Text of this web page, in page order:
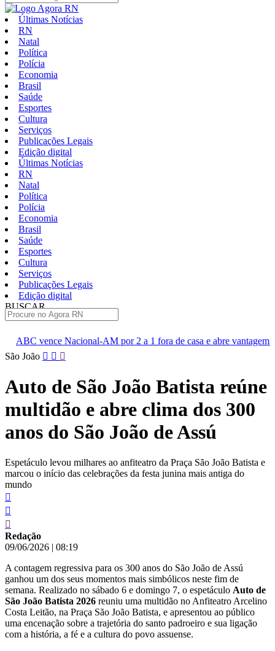
Últimas Notícias
RN
Natal
Política
Polícia
Economia
Brasil
Saúde
Esportes
Cultura
Serviços
Publicações Legais
Edição digital
Últimas Notícias
RN
Natal
Política
Polícia
Economia
Brasil
Saúde
Esportes
Cultura
Serviços
Publicações Legais
Edição digital
BUSCAR
AM por 2 a 1 fora de casa e abre vantagem nas quartas
Cine
Pular
conteúdo
São João
Auto de São João Batista reúne
multidão e abre clima dos 300
anos do São João de Assú
Espetáculo levou milhares ao anfiteatro da Praça São João Batista e
marcou o início das celebrações da festa junina mais antiga do
mundo
Redação
09/06/2026 | 08:19
A contagem regressiva para os 300 anos do São João de Assú
ganhou um dos seus momentos mais simbólicos neste fim de
semana. Realizado no sábado 6 e domingo 7, o espetáculo Auto de
São João Batista 2026 reuniu uma multidão no Anfiteatro Arcelino
Costa Leitão, na Praça São João Batista, e apresentou ao público
uma encenação sobre a trajetória do santo padroeiro e sua ligação
com a história, a fé e a cultura do povo assuense.